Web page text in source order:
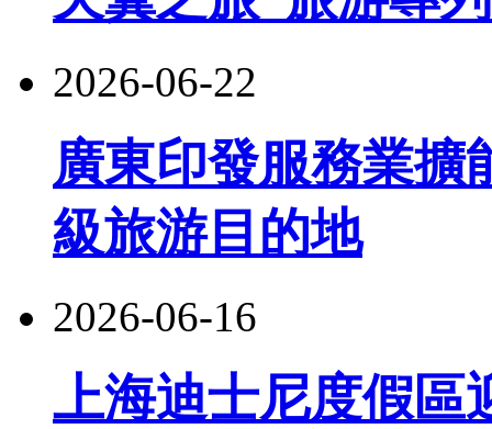
2026-06-22
廣東印發服務業擴
級旅游目的地
2026-06-16
上海迪士尼度假區